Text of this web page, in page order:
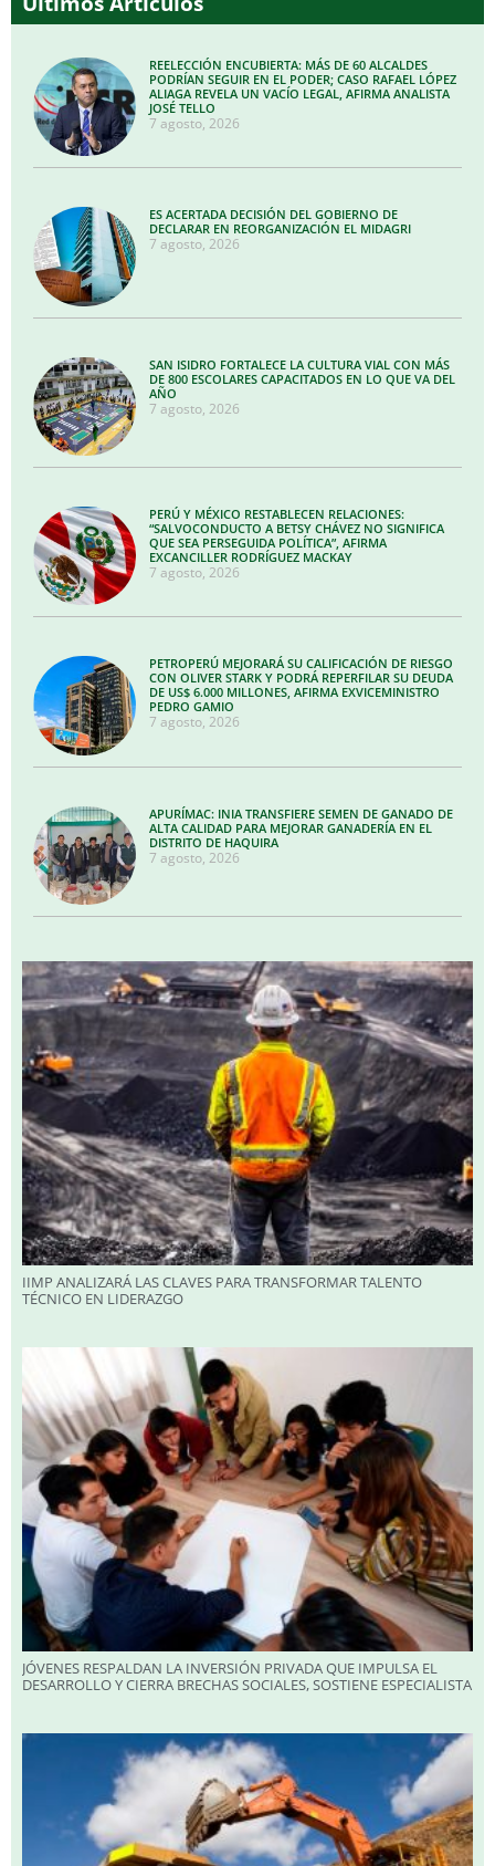
REELECCIÓN ENCUBIERTA: MÁS DE 60 ALCALDES
PODRÍAN SEGUIR EN EL PODER; CASO RAFAEL LÓPEZ
ALIAGA REVELA UN VACÍO LEGAL, AFIRMA ANALISTA
JOSÉ TELLO
7 agosto, 2026
ES ACERTADA DECISIÓN DEL GOBIERNO DE
DECLARAR EN REORGANIZACIÓN EL MIDAGRI
7 agosto, 2026
SAN ISIDRO FORTALECE LA CULTURA VIAL CON MÁS
DE 800 ESCOLARES CAPACITADOS EN LO QUE VA DEL
AÑO
7 agosto, 2026
PERÚ Y MÉXICO RESTABLECEN RELACIONES:
“SALVOCONDUCTO A BETSY CHÁVEZ NO SIGNIFICA
QUE SEA PERSEGUIDA POLÍTICA”, AFIRMA
EXCANCILLER RODRÍGUEZ MACKAY
7 agosto, 2026
PETROPERÚ MEJORARÁ SU CALIFICACIÓN DE RIESGO
CON OLIVER STARK Y PODRÁ REPERFILAR SU DEUDA
DE US$ 6.000 MILLONES, AFIRMA EXVICEMINISTRO
PEDRO GAMIO
7 agosto, 2026
APURÍMAC: INIA TRANSFIERE SEMEN DE GANADO DE
ALTA CALIDAD PARA MEJORAR GANADERÍA EN EL
DISTRITO DE HAQUIRA
7 agosto, 2026
IIMP ANALIZARÁ LAS CLAVES PARA TRANSFORMAR TALENTO
TÉCNICO EN LIDERAZGO
JÓVENES RESPALDAN LA INVERSIÓN PRIVADA QUE IMPULSA EL
DESARROLLO Y CIERRA BRECHAS SOCIALES, SOSTIENE ESPECIALISTA